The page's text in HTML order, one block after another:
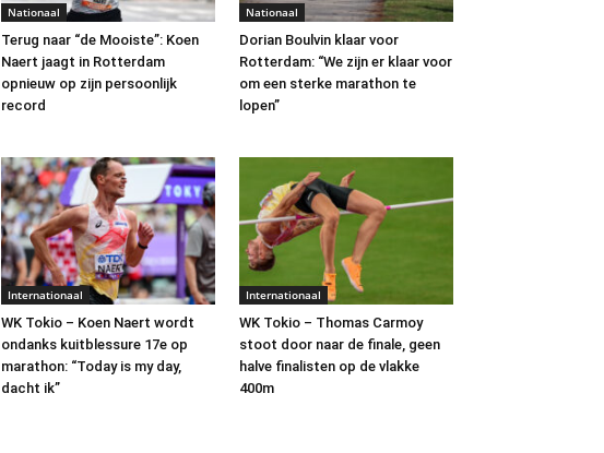
Nationaal
Terug naar “de Mooiste”: Koen
Naert jaagt in Rotterdam
opnieuw op zijn persoonlijk
record
Nationaal
Dorian Boulvin klaar voor
Rotterdam: “We zijn er klaar voor
om een sterke marathon te
lopen”
Internationaal
WK Tokio – Koen Naert wordt
ondanks kuitblessure 17e op
marathon: “Today is my day,
dacht ik”
Internationaal
WK Tokio – Thomas Carmoy
stoot door naar de finale, geen
halve finalisten op de vlakke
400m